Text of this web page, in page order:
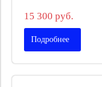
15 300 руб.
Подробнее